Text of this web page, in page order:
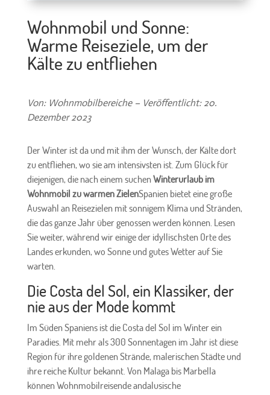
Wohnmobil und Sonne:
Warme Reiseziele, um der
Kälte zu entfliehen
Von: Wohnmobilbereiche – Veröffentlicht: 20.
Dezember 2023
Der Winter ist da und mit ihm der Wunsch, der Kälte dort
zu entfliehen, wo sie am intensivsten ist. Zum Glück für
diejenigen, die nach einem suchenWinterurlaub im
Wohnmobil zu warmen ZielenSpanien bietet eine große
Auswahl an Reisezielen mit sonnigem Klima und Stränden,
die das ganze Jahr über genossen werden können. Lesen
Sie weiter, während wir einige der idyllischsten Orte des
Landes erkunden, wo Sonne und gutes Wetter auf Sie
warten.
Die Costa del Sol, ein Klassiker, der
nie aus der Mode kommt
Im Süden Spaniens ist die Costa del Sol im Winter ein
Paradies. Mit mehr als 300 Sonnentagen im Jahr ist diese
Region für ihre goldenen Strände, malerischen Städte und
ihre reiche Kultur bekannt. Von Malaga bis Marbella
können Wohnmobilreisende andalusische